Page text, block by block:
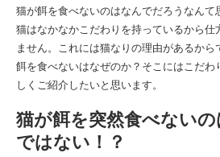
猫が餌を食べないのはなんでだろうなんて
猫はなかなかこだわりを持っているから仕
ません。これには猫なりの理由があるか
餌を食べないはなぜのか？そこにはこだ
しくご紹介したいと思います。
猫が餌を突然食べない
ではない！？